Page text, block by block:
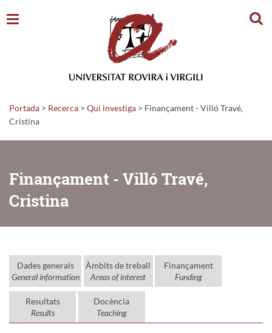
Portada > Recerca > Qui investiga > Finançament - Villó Travé,
Cristina
Finançament - Villó Travé,
Cristina
Dades generals
General information
Àmbits de treball
Areas of interest
Finançament
Funding
Resultats
Results
Docència
Teaching